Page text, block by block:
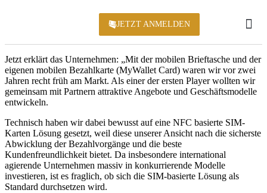
JETZT ANMELDEN
Jetzt erklärt das Unternehmen: „Mit der mobilen Brieftasche und der
eigenen mobilen Bezahlkarte (MyWallet Card) waren wir vor zwei
Jahren recht früh am Markt. Als einer der ersten Player wollten wir
gemeinsam mit Partnern attraktive Angebote und Geschäftsmodelle
entwickeln.
Technisch haben wir dabei bewusst auf eine NFC basierte SIM-
Karten Lösung gesetzt, weil diese unserer Ansicht nach die sicherste
Abwicklung der Bezahlvorgänge und die beste
Kundenfreundlichkeit bietet. Da insbesondere international
agierende Unternehmen massiv in konkurrierende Modelle
investieren, ist es fraglich, ob sich die SIM-basierte Lösung als
Standard durchsetzen wird.